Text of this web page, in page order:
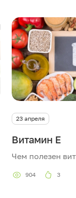
23 апреля
Витамин Е
Чем полезен
904 3